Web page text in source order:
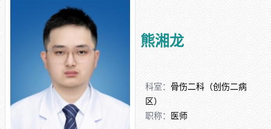
熊湘龙
科室： 骨伤二科（创伤二病
区）
职称： 医师